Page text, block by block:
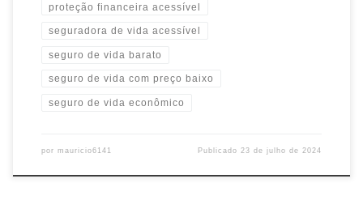
proteção financeira acessível
seguradora de vida acessível
seguro de vida barato
seguro de vida com preço baixo
seguro de vida econômico
por mauricio6141 Publicado 23 de julho de 2024